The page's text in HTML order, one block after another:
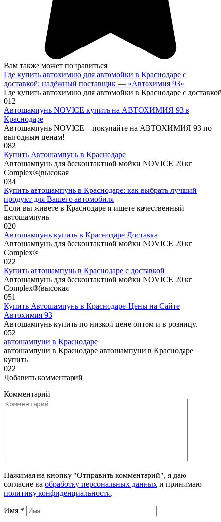
Вам также может понравиться
Где купить автохимию для автомойки в Краснодаре с
доставкой: надёжный поставщик — «Автохимия 93»
Где купить автохимию для автомойки в Краснодаре с
012
Автошампунь NOVICE купить на АВТОХИМИЯ 93 в
Краснодаре
Автошампунь NOVICE – покупайте на АВТОХИМИЯ 93 по
выгодным ценам!
082
Купить Автошампунь в Краснодаре
Автошампунь для бесконтактной мойки NOVICE 20 кг
Complex®(высокая
034
Купить автошампунь в Краснодаре: как выбрать лучший
продукт для Вашего автомобиля
Если вы живете в Краснодаре и ищете качественный
автошампунь
020
Автошампунь купить в Краснодаре Доставка
Автошампунь для бесконтактной мойки NOVICE 20 кг
Complex®
022
Купить автошампунь в Краснодаре с доставкой
Автошампунь для бесконтактной мойки NOVICE 20 кг
Complex®(высокая
051
Купить Автошампунь в Краснодаре-Цены на Сайте
Автохимия 93
Автошампунь купить по низкой цене оптом и в розницу.
052
автошампуни в Краснодаре
автошампуни в Краснодаре автошампуни в Краснодаре
купить
022
Добавить комментарий
Комментарий
Нажимая на кнопку "Отправить комментарий", я даю
согласие на обработку персональных данных и принимаю
политику конфиденциальности.
Имя *